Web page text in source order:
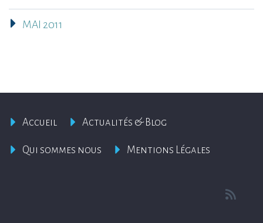
MAI 2011
Accueil Actualités & Blog
Qui sommes nous Mentions Légales